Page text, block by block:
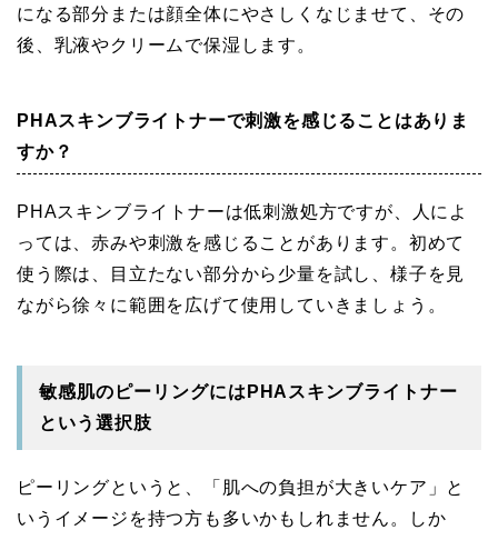
になる部分または顔全体にやさしくなじませて、その
後、乳液やクリームで保湿します。
PHAスキンブライトナーで刺激を感じることはありま
すか？
PHAスキンブライトナーは低刺激処方ですが、人によ
っては、赤みや刺激を感じることがあります。初めて
使う際は、目立たない部分から少量を試し、様子を見
ながら徐々に範囲を広げて使用していきましょう。
敏感肌のピーリングにはPHAスキンブライトナー
という選択肢
ピーリングというと、「肌への負担が大きいケア」と
いうイメージを持つ方も多いかもしれません。しか